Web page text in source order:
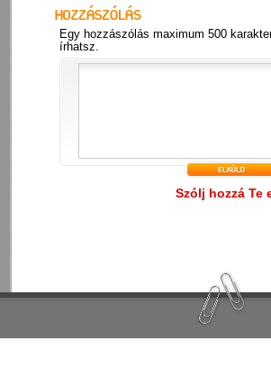
Egy hozzászólás maximum 500
írhatsz.
Szólj hozzá Te